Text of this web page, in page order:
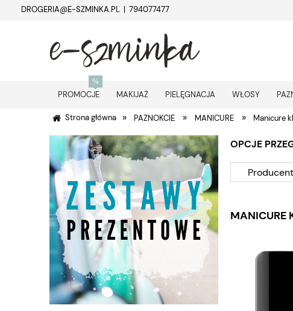
DROGERIA@E-SZMINKA.PL | 794077477
PROMOCJE MAKIJAŻ PIELĘGNACJA WŁOSY
Strona główna » PAZNOKCIE » MANICURE » Manicure
OPCJE
MANICURE